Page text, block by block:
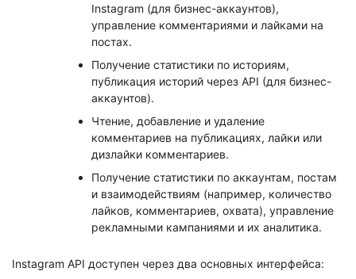
Instagram (для бизнес-аккаунтов),
управление комментариями и лайками на
постах.
Получение статистики по историям,
публикация историй через API (для бизнес-
аккаунтов).
Чтение, добавление и удаление
комментариев на публикациях, лайки или
дизлайки комментариев.
Получение статистики по аккаунтам, постам
и взаимодействиям (например, количество
лайков, комментариев, охвата), управление
рекламными кампаниями и их аналитика.
Instagram API доступен через два основных интерфейса: